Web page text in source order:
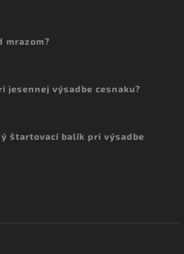
mrazom?
jesennej výsadbe cesnaku?
štartovací balík pri výsadbe